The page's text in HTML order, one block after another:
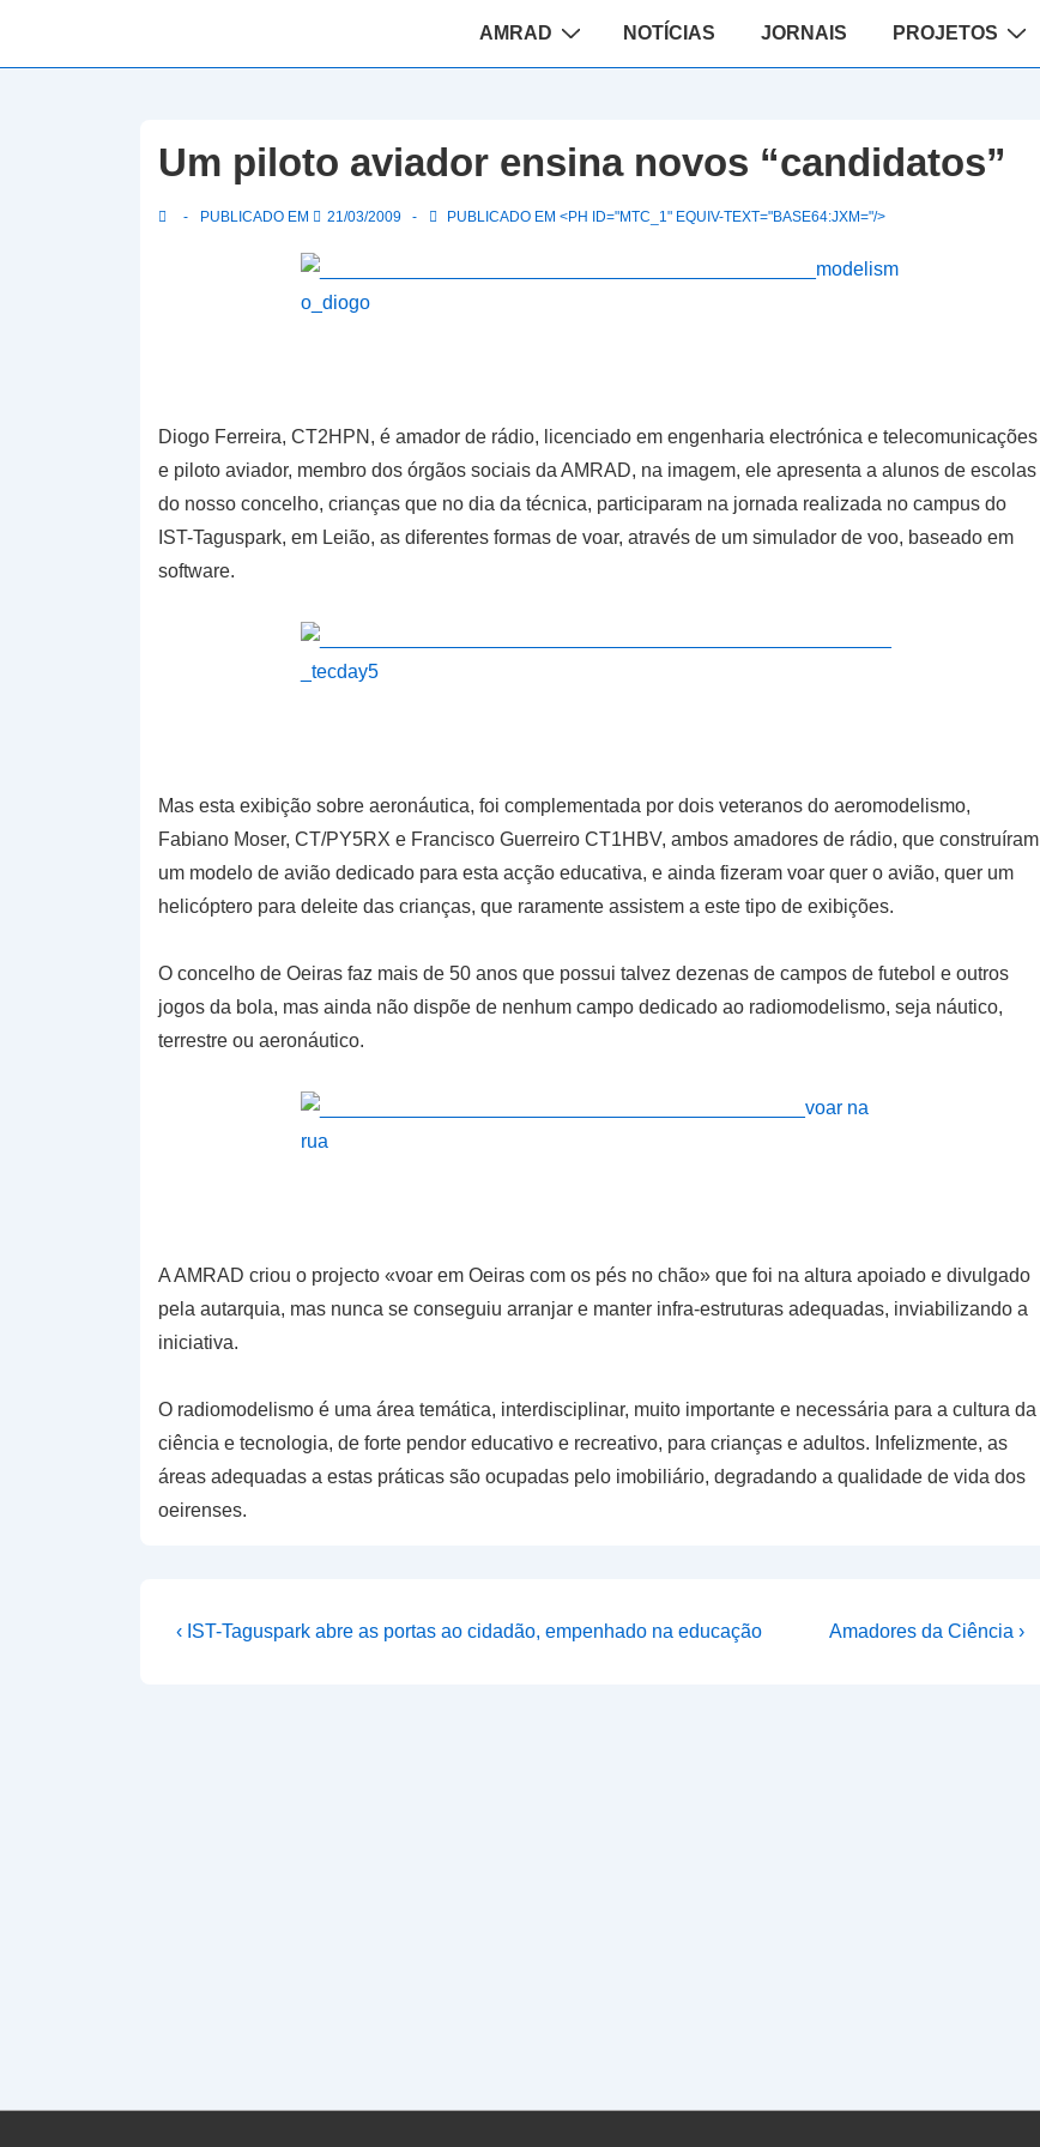
Navegação
AMRAD NOTÍCIAS JORNAIS PROJETOS
Um piloto aviador ensina novos “candidatos”
PUBLICADO EM 21/03/2009 PUBLICADO EM <PH ID="MTC_1" EQUIV-TEXT="BASE64:JXM="/>
Diogo Ferreira, CT2HPN, é amador de rádio, licenciado em engenharia electrónica e telecomunicações
e piloto aviador, membro dos órgãos sociais da AMRAD, na imagem, ele apresenta a alunos de escolas
do nosso concelho, crianças que no dia da técnica, participaram na jornada realizada no campus do
IST-Taguspark, em Leião, as diferentes formas de voar, através de um simulador de voo, baseado em
software.
Mas esta exibição sobre aeronáutica, foi complementada por dois veteranos do aeromodelismo,
Fabiano Moser, CT/PY5RX e Francisco Guerreiro CT1HBV, ambos amadores de rádio, que construíram
um modelo de avião dedicado para esta acção educativa, e ainda fizeram voar quer o avião, quer um
helicóptero para deleite das crianças, que raramente assistem a este tipo de exibições.
O concelho de Oeiras faz mais de 50 anos que possui talvez dezenas de campos de futebol e outros
jogos da bola, mas ainda não dispõe de nenhum campo dedicado ao radiomodelismo, seja náutico,
terrestre ou aeronáutico.
A AMRAD criou o projecto «voar em Oeiras com os pés no chão» que foi na altura apoiado e divulgado
pela autarquia, mas nunca se conseguiu arranjar e manter infra-estruturas adequadas, inviabilizando a
iniciativa.
O radiomodelismo é uma área temática, interdisciplinar, muito importante e necessária para a cultura da
ciência e tecnologia, de forte pendor educativo e recreativo, para crianças e adultos. Infelizmente, as
áreas adequadas a estas práticas são ocupadas pelo imobiliário, degradando a qualidade de vida dos
oeirenses.
Navegação
Previous
‹ IST-Taguspark abre as portas ao cidadão, empenhado na educação
Next
Amadores da Ciência ›